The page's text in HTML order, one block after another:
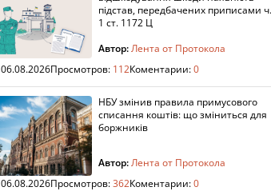
підстав, передбачених приписами ч.
1 ст. 1172 Ц
Автор:Лента от Протокола
06.08.2026Просмотров: 112Коментарии:0
НБУ змінив правила примусового
списання коштів: що зміниться для
боржників
Автор:Лента от Протокола
06.08.2026Просмотров:362Коментарии:0